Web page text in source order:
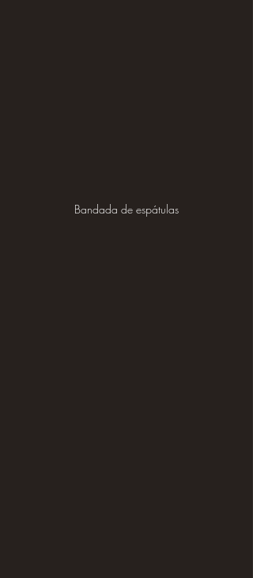
Bandada de espátulas